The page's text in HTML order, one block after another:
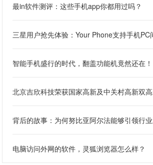
最in软件测评：这些手机app你都用过吗？
三星用户抢先体验：Your Phone支持手机PC
智能手机盛行的时代，翻盖功能机竟然还在！
北京吉欣科技荣获国家高新及中关村高新双
背后的故事：为何努比亚阿尔法能够引领行
电脑访问外网的软件，灵狐浏览器怎么样？